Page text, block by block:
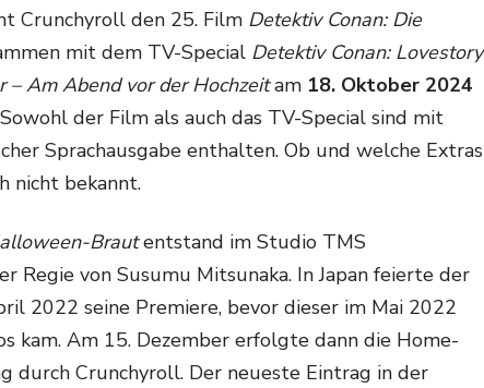
Crunchyroll den 25. Film Detektiv Conan: Die
mit dem TV-Special Detektiv Conan: Lovestory
– Am Abend vor der Hochzeitam 18. Oktober 2024
der Film als auch das TV-Special sind mit
Sprachausgabe enthalten. Ob und welche Extras
nicht bekannt.
Brautentstand im Studio TMS
Regie von Susumu Mitsunaka. In Japan feierte der
2022 seine Premiere, bevor dieser im Mai 2022
kam. Am 15. Dezember erfolgte dann die Home-
durch Crunchyroll. Der neueste Eintrag in der